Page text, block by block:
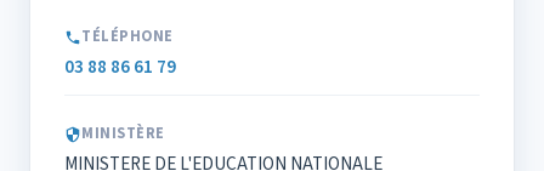
TÉLÉPHONE
03 88 86 61 79
MINISTÈRE
MINISTERE DE L'EDUCATION NATIONALE